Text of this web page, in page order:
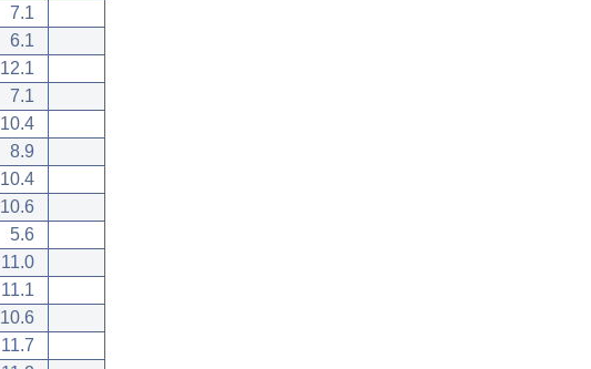
7.1
6.1
12.1
7.1
10.4
8.9
10.4
10.6
5.6
11.0
11.1
10.6
11.7